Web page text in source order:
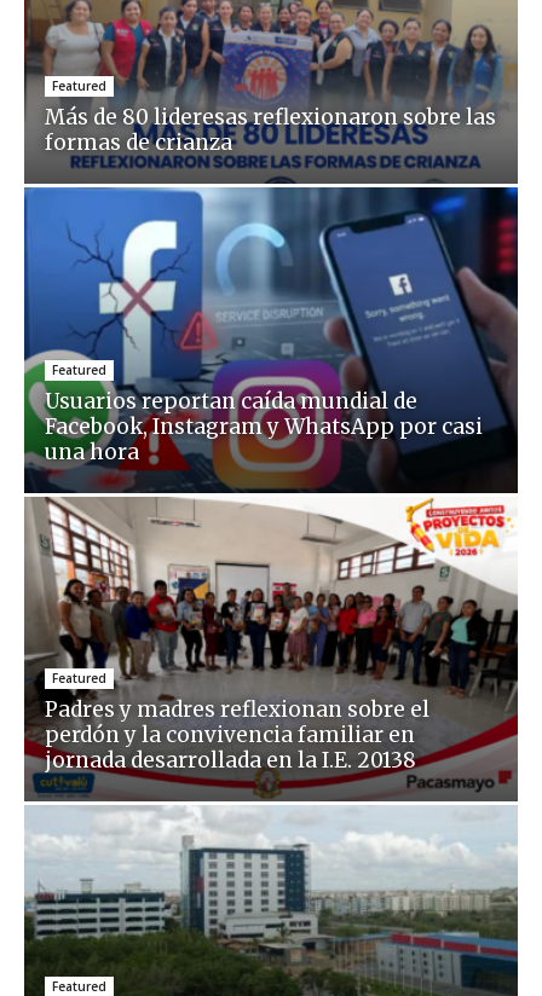
Featured
Más de 80 lideresas reflexionaron sobre las
formas de crianza
Featured
Usuarios reportan caída mundial de
Facebook, Instagram y WhatsApp por casi
una hora
Featured
Padres y madres reflexionan sobre el
perdón y la convivencia familiar en
jornada desarrollada en la I.E. 20138
Featured